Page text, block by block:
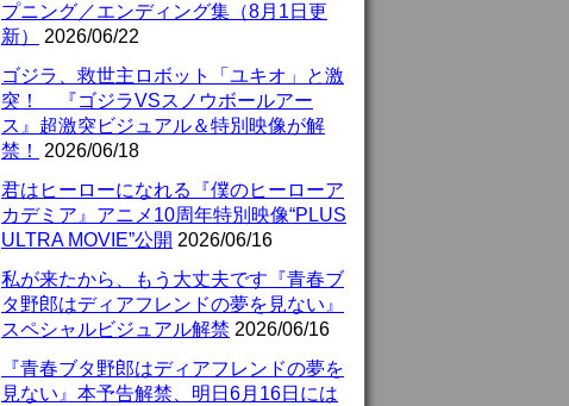
プニング／エンディング集（8月1日更
新）
2026/06/22
ゴジラ、救世主ロボット「ユキオ」と激
突！ 『ゴジラVSスノウボールアー
ス』超激突ビジュアル＆特別映像が解
禁！
2026/06/18
君はヒーローになれる『僕のヒーローア
カデミア』アニメ10周年特別映像“PLUS
ULTRA MOVIE”公開 2026/06/16
私が来たから、もう大丈夫です『青春ブ
タ野郎はディアフレンドの夢を見ない』
スペシャルビジュアル解禁 2026/06/16
『青春ブタ野郎はディアフレンドの夢を
見ない』本予告解禁、明日6月16日には